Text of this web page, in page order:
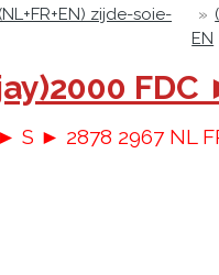
zijde-soie-
»
EN
S ► 2878 2967 NL